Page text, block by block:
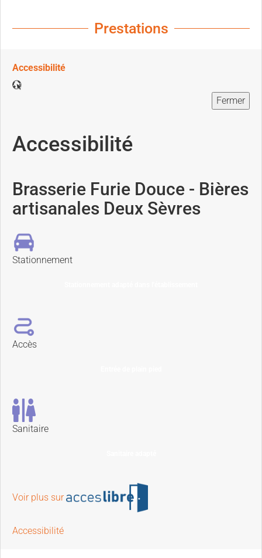
Prestations
Accessibilité
Fermer
Accessibilité
Brasserie Furie Douce - Bières
artisanales Deux Sèvres
Stationnement
Accès
Sanitaire
Voir plus sur
Accessibilité